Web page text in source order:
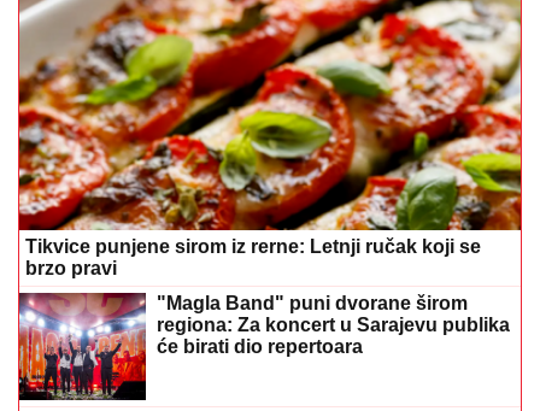
Tikvice punjene sirom iz rerne: Letnji ručak koji se
brzo pravi
"Magla Band" puni dvorane širom
regiona: Za koncert u Sarajevu publika
će birati dio repertoara